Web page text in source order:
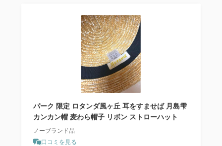
パーク 限定 ロタンダ風ヶ丘 耳をすませば 月島雫
カンカン帽 麦わら帽子 リボン ストローハット
ノーブランド品
口コミを見る